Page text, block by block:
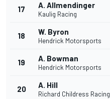
17 A. Allmendinger
Kaulig Racing
18 W. Byron
Hendrick Motorsports
19 A. Bowman
Hendrick Motorsports
20 A. Hill
Richard Childress Racing